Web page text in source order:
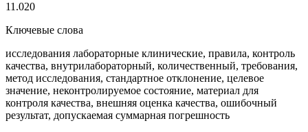
11.020
Ключевые слова
исследования лабораторные клинические, правила, контроль
качества, внутрилабораторный, количественный, требования,
метод исследования, стандартное отклонение, целевое
значение, неконтролируемое состояние, материал для
контроля качества, внешняя оценка качества, ошибочный
результат, допускаемая суммарная погрешность